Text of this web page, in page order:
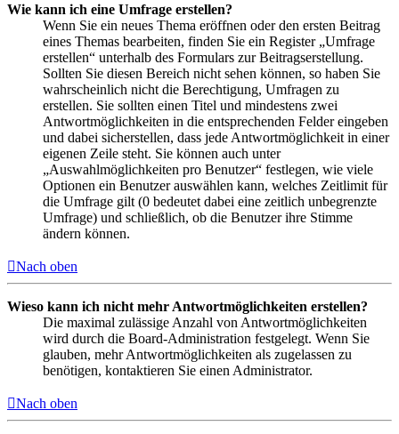
Wie kann ich eine Umfrage erstellen?
Wenn Sie ein neues Thema eröffnen oder den ersten Beitrag
eines Themas bearbeiten, finden Sie ein Register „Umfrage
erstellen“ unterhalb des Formulars zur Beitragserstellung.
Sollten Sie diesen Bereich nicht sehen können, so haben Sie
wahrscheinlich nicht die Berechtigung, Umfragen zu
erstellen. Sie sollten einen Titel und mindestens zwei
Antwortmöglichkeiten in die entsprechenden Felder eingeben
und dabei sicherstellen, dass jede Antwortmöglichkeit in einer
eigenen Zeile steht. Sie können auch unter
„Auswahlmöglichkeiten pro Benutzer“ festlegen, wie viele
Optionen ein Benutzer auswählen kann, welches Zeitlimit für
die Umfrage gilt (0 bedeutet dabei eine zeitlich unbegrenzte
Umfrage) und schließlich, ob die Benutzer ihre Stimme
ändern können.
Nach oben
Wieso kann ich nicht mehr Antwortmöglichkeiten erstellen?
Die maximal zulässige Anzahl von Antwortmöglichkeiten
wird durch die Board-Administration festgelegt. Wenn Sie
glauben, mehr Antwortmöglichkeiten als zugelassen zu
benötigen, kontaktieren Sie einen Administrator.
Nach oben